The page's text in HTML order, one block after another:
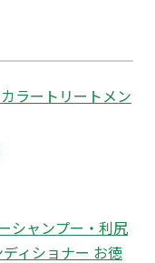
ラートリートメン
シャンプー・利尻
ィショナー お徳